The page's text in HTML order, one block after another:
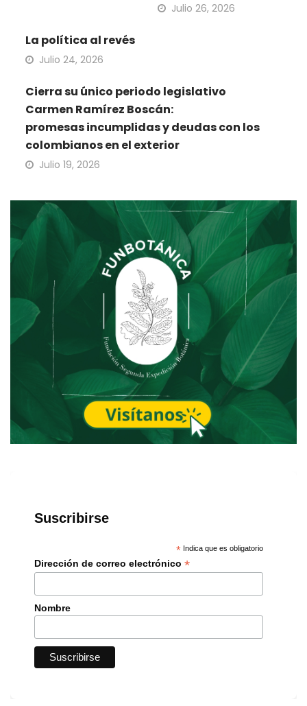
Julio 26, 2026
La política al revés
Julio 24, 2026
Cierra su único periodo legislativo
Carmen Ramírez Boscán:
promesas incumplidas y deudas con los
colombianos en el exterior
Julio 19, 2026
Suscribirse
* Indica que es obligatorio
Dirección de correo electrónico *
Nombre